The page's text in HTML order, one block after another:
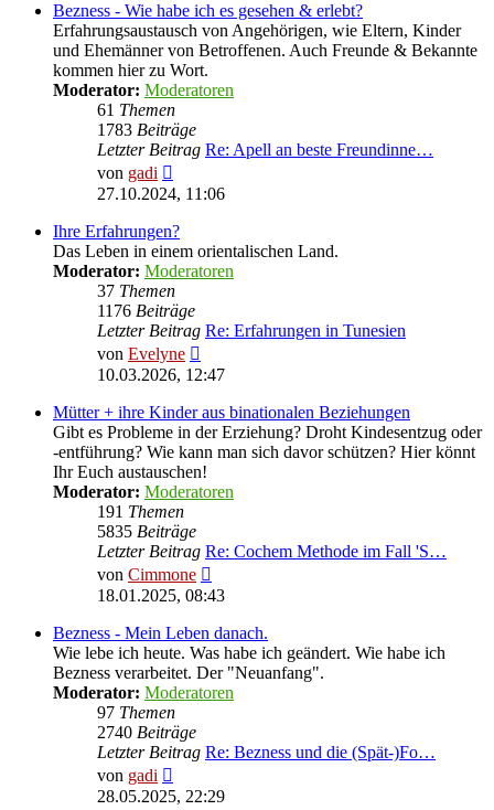
Bezness - Wie habe ich es gesehen & erlebt?
Erfahrungsaustausch von Angehörigen, wie Eltern, Kinder
und Ehemänner von Betroffenen. Auch Freunde & Bekannte
kommen hier zu Wort.
Moderator: Moderatoren
61 Themen
1783 Beiträge
Letzter Beitrag Re: Apell an beste Freundinne…
von gadi
Beitrag
27.10.2024, 11:06
Ihre Erfahrungen?
Das Leben in einem orientalischen Land.
Moderator: Moderatoren
37 Themen
1176 Beiträge
Letzter Beitrag Re: Erfahrungen in Tunesien
von Evelyne
Beitrag
10.03.2026, 12:47
Mütter + ihre Kinder aus binationalen Beziehungen
Gibt es Probleme in der Erziehung? Droht Kindesentzug oder
-entführung? Wie kann man sich davor schützen? Hier könnt
Ihr Euch austauschen!
Moderator: Moderatoren
191 Themen
5835 Beiträge
Letzter Beitrag Re: Cochem Methode im Fall 'S…
von Cimmone
Beitrag
18.01.2025, 08:43
Bezness - Mein Leben danach.
Wie lebe ich heute. Was habe ich geändert. Wie habe ich
Bezness verarbeitet. Der "Neuanfang".
Moderator: Moderatoren
97 Themen
2740 Beiträge
Letzter Beitrag Re: Bezness und die (Spät-)Fo…
von gadi
Beitrag
28.05.2025, 22:29